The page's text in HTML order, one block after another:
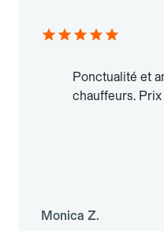
Ponctualité et
chauffeurs.
Monica Z.